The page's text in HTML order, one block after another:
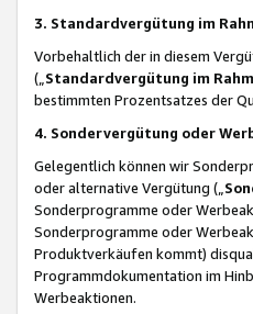
3. Standardvergütung im
Vorbehaltlich der in diesem
(„ Standardvergütung im
bestimmten Prozentsatzes der
4. Sondervergütung oder
Gelegentlich können wir
oder alternative Vergütung („
Sonderprogramme oder
Sonderprogramme oder
Produktverkäufen kommt)
Programmdokumentation im
Werbeaktionen.